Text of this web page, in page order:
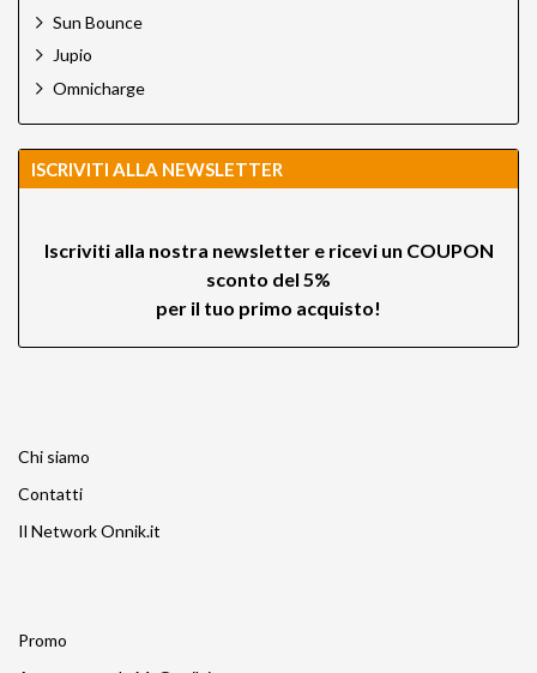
Sun Bounce
Jupio
Omnicharge
ISCRIVITI ALLA NEWSLETTER
Iscriviti alla nostra newsletter e ricevi un COUPON
sconto del 5%
per il tuo primo acquisto!
Chi siamo
Contatti
Il Network Onnik.it
Promo